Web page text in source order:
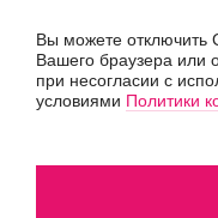
Вы можете отключить
Вашего браузера или
при несогласии с
условиями Политики